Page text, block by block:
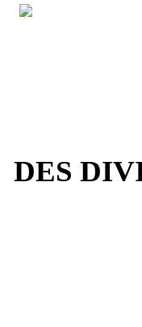
DES